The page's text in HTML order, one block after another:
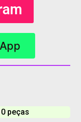
peças